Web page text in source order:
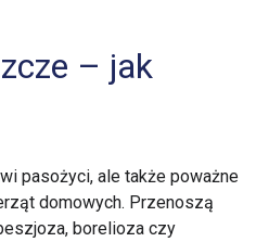
– jak
pasożyci, ale także poważne
domowych. Przenoszą
borelioza czy